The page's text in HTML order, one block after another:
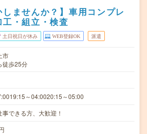
しませんか？】車用コンプレ
・組立・検査
土日祝日が休み WEB登録OK 派遣
市
徒歩25分
～04:0020:15～05:00
できる方、大歓迎！